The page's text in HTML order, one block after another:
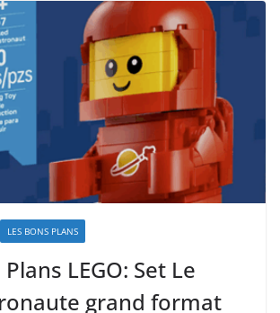
LES BONS PLANS
LEGO: Set Le
grand format